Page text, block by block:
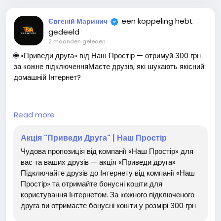
2️⃣ Надішли його контактні дані через реферальну прогр
аму
https://biopharmaplasma.ua/news/akciya-
privedi-druga-otrimuy-500-grn-za-kozhnogo-
novogo-donora</p>
3️⃣ Друг проходить донацію та стає новим донором
друга
✅ Отримуєш бонус за кожного залученого донора
✅ Кількість запрошених друзів не обмежена
Разом робимо добру справу та підтримуємо тих, хто пот
Євгеній Маринич
een koppeling hebt
gedeeld
2 maanden geleden
🌐 «Приведи друга» від Наш Простір — отримуй 300 грн
за кожне підключенняМаєте друзів, які шукають якісний
домашній Інтернет?
🚀Запрошуйте їх підключитися до Наш Простір та
💰 За кожного підключеного друга — 300 грн бонусом
✅ Кількість запрошених друзів не обмежена
✅ Бонуси можна використовувати для оплати послуг
Інтернету
✅ Чим більше підключень — тим більше вигоди📌
Read more
Акція "Приведи Друга" | Наш Простір
Чудова пропозиція від компанії «Наш Простір» для
вас та ваших друзів — акція «Приведи друга»
Підключайте друзів до Інтернету від компанії «Наш
Простір» та отримайте бонусні кошти для
користування Інтернетом. За кожного підключеного
друга ви отримаєте бонусні кошти у розмірі 300 грн